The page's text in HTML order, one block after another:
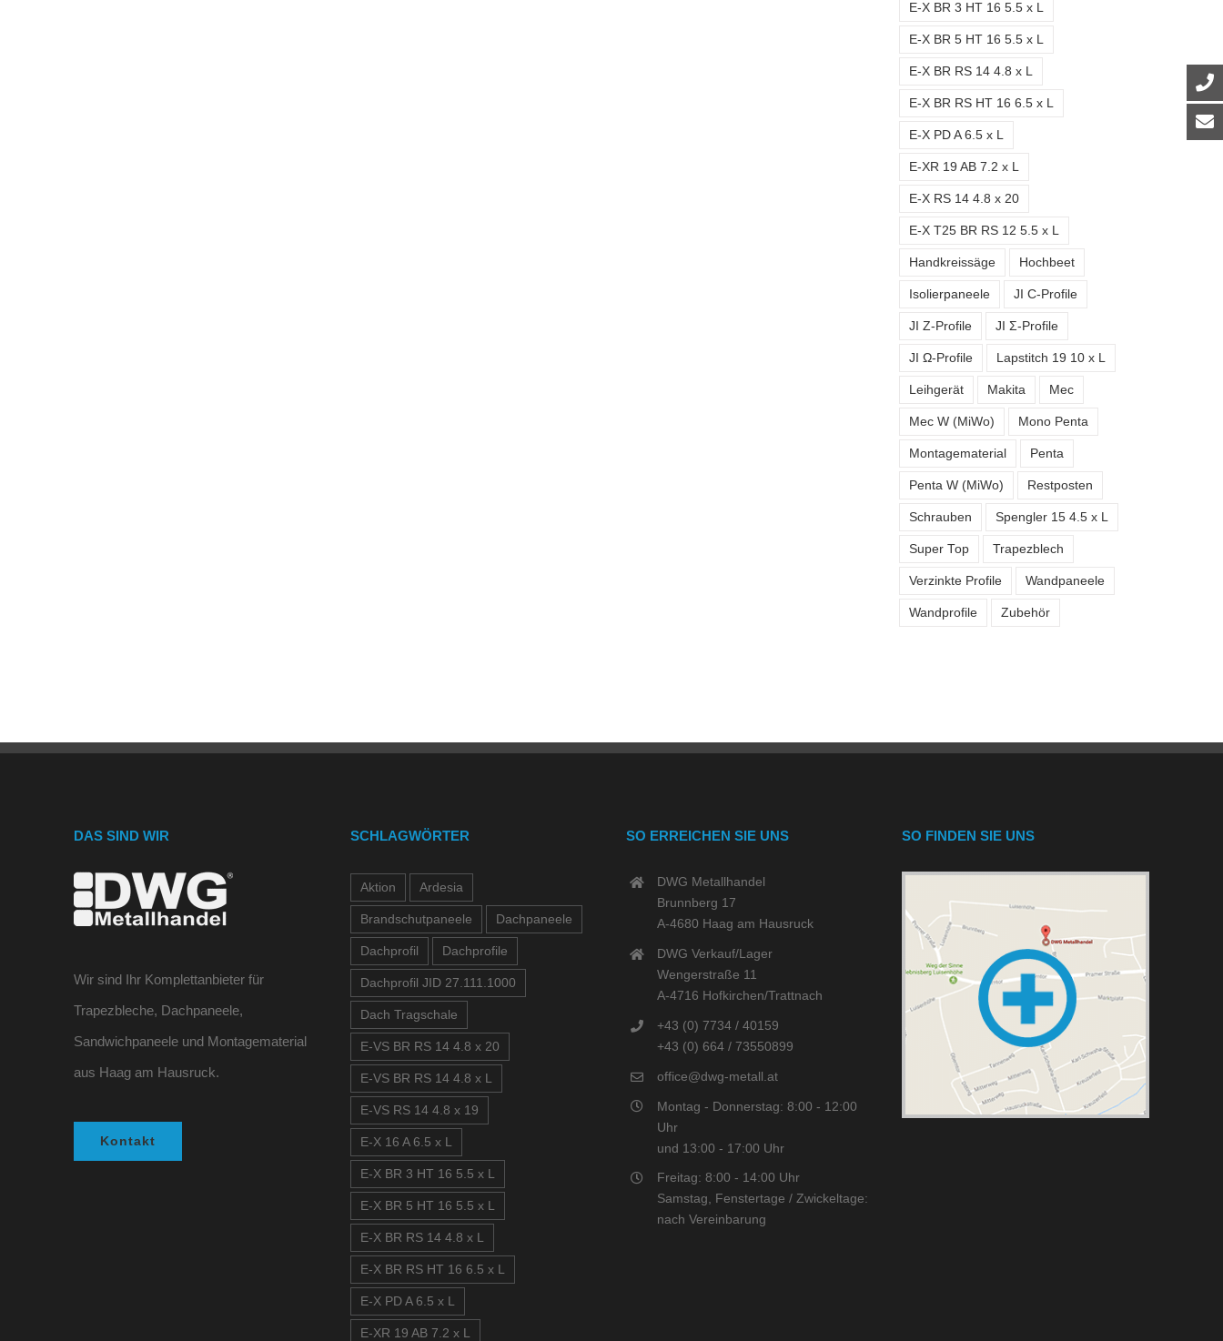
E-X BR 3 HT 16 5.5 x L
E-X BR 5 HT 16 5.5 x L
E-X BR RS 14 4.8 x L
E-X BR RS HT 16 6.5 x L
E-X PD A 6.5 x L
E-XR 19 AB 7.2 x L
E-X RS 14 4.8 x 20
E-X T25 BR RS 12 5.5 x L
Handkreissäge Hochbeet
Isolierpaneele JI C-Profile
JI Z-Profile JI Σ-Profile
JI Ω-Profile Lapstitch 19 10 x L
Leihgerät Makita Mec
Mec W (MiWo) Mono Penta
Montagematerial Penta
Penta W (MiWo) Restposten
Schrauben Spengler 15 4.5 x L
Super Top Trapezblech
Verzinkte Profile Wandpaneele
Wandprofile Zubehör
DAS SIND WIR
Wir sind Ihr Komplettanbieter für
Trapezbleche, Dachpaneele,
Sandwichpaneele und Montagematerial
aus Haag am Hausruck.
Kontakt
SCHLAGWÖRTER
Aktion Ardesia
Brandschutpaneele Dachpaneele
Dachprofil Dachprofile
Dachprofil JID 27.111.1000
Dach Tragschale
E-VS BR RS 14 4.8 x 20
E-VS BR RS 14 4.8 x L
E-VS RS 14 4.8 x 19
E-X 16 A 6.5 x L
E-X BR 3 HT 16 5.5 x L
E-X BR 5 HT 16 5.5 x L
E-X BR RS 14 4.8 x L
E-X BR RS HT 16 6.5 x L
E-X PD A 6.5 x L
E-XR 19 AB 7.2 x L
SO ERREICHEN SIE UNS
DWG Metallhandel
Brunnberg 17
A-4680 Haag am Hausruck
DWG Verkauf/Lager
Wengerstraße 11
A-4716 Hofkirchen/Trattnach
+43 (0) 7734 / 40159
+43 (0) 664 / 73550899
office@dwg-metall.at
Montag - Donnerstag: 8:00 - 12:00
Uhr
und 13:00 - 17:00 Uhr
Freitag: 8:00 - 14:00 Uhr
Samstag, Fenstertage / Zwickeltage:
nach Vereinbarung
SO FINDEN SIE UNS